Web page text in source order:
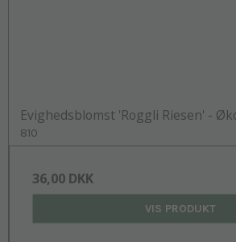
Evighedsblomst 'Roggli Riesen' -
810
36,00 DKK
VIS PRODUKT